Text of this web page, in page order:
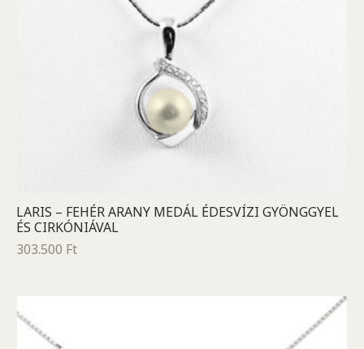
LARIS – FEHÉR ARANY MEDÁL ÉDESVÍZI GYÖNGGYEL
ÉS CIRKÓNIÁVAL
303.500 Ft